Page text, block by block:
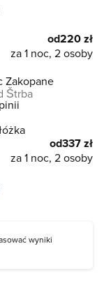
od220 zł
za 1 noc, 2 osoby
Zakopane
Štrba
od337 zł
za 1 noc, 2 osoby
wyniki